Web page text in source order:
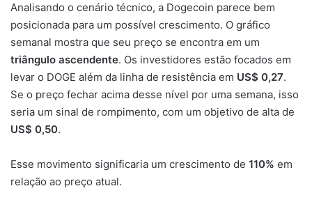
Analisando o cenário técnico, a Dogecoin parece bem
posicionada para um possível crescimento. O gráfico
semanal mostra que seu preço se encontra em um
triângulo ascendente. Os investidores estão focados em
levar o DOGE além da linha de resistência em US$ 0,27.
Se o preço fechar acima desse nível por uma semana, isso
seria um sinal de rompimento, com um objetivo de alta de
US$ 0,50.
Esse movimento significaria um crescimento de 110% em
relação ao preço atual.